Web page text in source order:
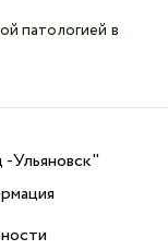
патологией в